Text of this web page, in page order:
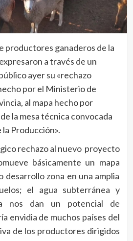
productores ganaderos de la
a través de un
ayer su «rechazo
por el Ministerio de
al mapa hecho por
la mesa técnica convocada
Producción».
rechazo al nuevo proyecto
básicamente un mapa
desarrollo zona en una amplia
el agua subterránea y
nos dan un potencial de
envidia de muchos países del
de los productores dirigidos